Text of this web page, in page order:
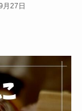
月27日